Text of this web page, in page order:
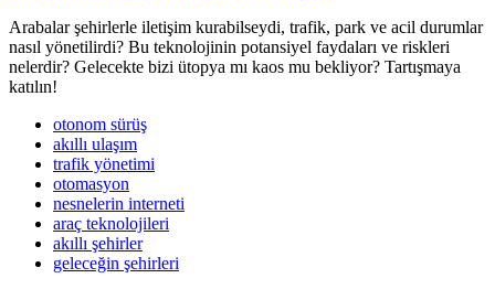
Arabalar şehirlerle iletişim kurabilseydi, trafik, park ve acil durumlar
nasıl yönetilirdi? Bu teknolojinin potansiyel faydaları ve riskleri
nelerdir? Gelecekte bizi ütopya mı kaos mu bekliyor? Tartışmaya
katılın!
otonom sürüş
akıllı ulaşım
trafik yönetimi
otomasyon
nesnelerin interneti
araç teknolojileri
akıllı şehirler
geleceğin şehirleri